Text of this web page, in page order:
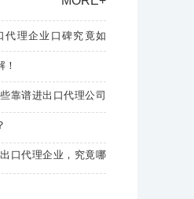
代理企业口碑究竟如
！
靠谱进出口代理公司
口代理企业，究竟哪